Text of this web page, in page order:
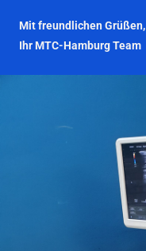
Mit freundlichen Grüßen,
Ihr MTC-Hamburg Team